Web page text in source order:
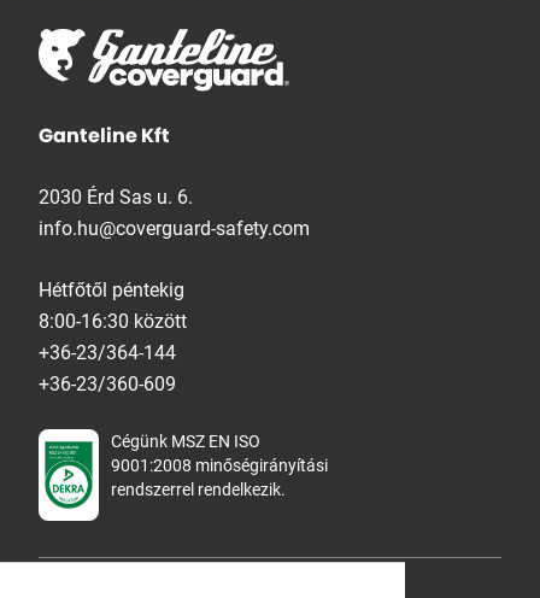
Ganteline Kft
2030 Érd Sas u. 6.
info.hu@coverguard-safety.com
Hétfőtől péntekig
8:00-16:30 között
+36-23/364-144
+36-23/360-609
Cégünk MSZ EN ISO
9001:2008 minőségirányítási
rendszerrel rendelkezik.